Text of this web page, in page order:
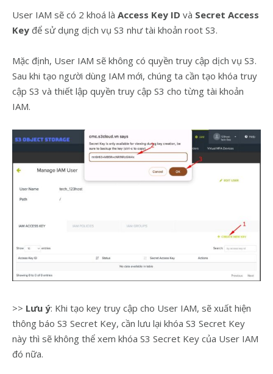
User IAM sẽ có 2 khoá là Access Key ID và Secret Access
Key để sử dụng dịch vụ S3 như tài khoản root S3.
Mặc định, User IAM sẽ không có quyền truy cập dịch vụ S3.
Sau khi tạo người dùng IAM mới, chúng ta cần tạo khóa truy
cập S3 và thiết lập quyền truy cập S3 cho từng tài khoản
IAM.
>> Lưu ý: Khi tạo key truy cập cho User IAM, sẽ xuất hiện
thông báo S3 Secret Key, cần lưu lại khóa S3 Secret Key
này thì sẽ không thể xem khóa S3 Secret Key của User IAM
đó nữa.